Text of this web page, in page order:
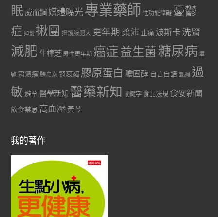
眠 威而鋼 媒體曝光專業藥師 性功能障礙 憂鬱
症 掉髮 揪團 攝護腺肥大 更年期 柔沛 止痛 波斯卡 洗腎
減肥 牛樟芝 男性更年期 癌症益生菌 糖尿病 罩
敏 胃潰瘍 胰島素 腎衰竭 膠原蛋白 膽固醇 自言自語 豐胸 過
敏 避孕 醫學新知 醫藥新知 關鍵字 食品法規 食安新聞
飲食禁忌 高血壓 黃芩
我的著作